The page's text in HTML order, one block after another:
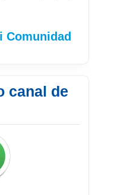
Comunidad
canal de